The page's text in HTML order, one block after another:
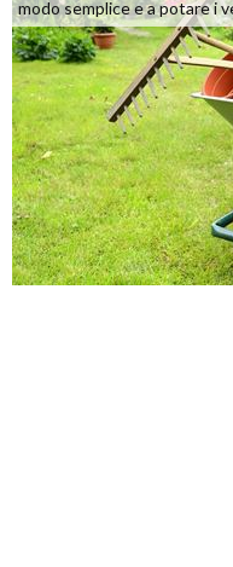
modo semplice e a potare i